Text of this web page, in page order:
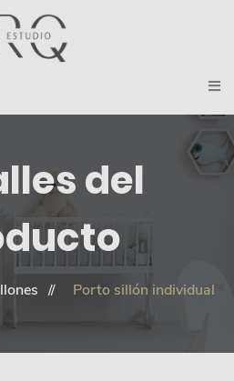
del
Porto sillón individual